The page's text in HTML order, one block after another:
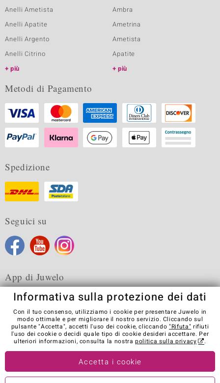
Anelli Ametista
Anelli Apatite
Anelli Argento
Anelli Citrino
più
Ambra
Ametrina
Ametista
Apatite
più
Metodi di Pagamento
Spedizione
Seguici su
App di Juwelo
Condizioni generali di vendita Informativa Privacy
Cookies
Note legali
Contatti
Recedere dal contratto
Visit our stores in other countries:
Informativa sulla protezione dei dati
Con il tuo consenso, utilizziamo i cookie per presentare Juwelo in
modo ottimale e per migliorare il nostro servizio. Cliccando sul
pulsante "Accetta", accetti l'uso dei cookie, cliccando "Rifuta" rifiuti
l'uso dei cookie o decidi quale tipo di cookie desideri accettare. Per
ulteriori informazioni, consulta la nostrapolitica sulla privacy .
Accetta i cookie